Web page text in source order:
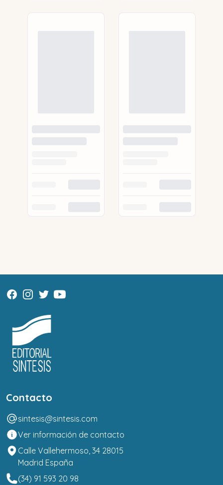
Contacto
sintesis@sintesis.com
Ver información de contacto
Calle Vallehermoso, 34 28015
Madrid España
(34) 91 593 20 98